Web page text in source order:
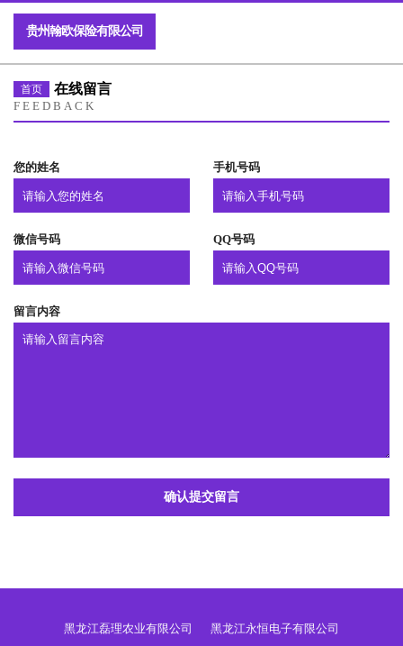
贵州翰欧保险有限公司
首页 在线留言
FEEDBACK
您的姓名 手机号码
微信号码 QQ号码
留言内容
确认提交留言
黑龙江磊理农业有限公司
黑龙江永恒电子有限公司